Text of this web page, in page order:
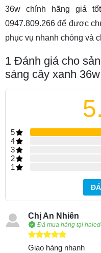
36w chính hãng giá
0947.809.266 để được
phục vụ nhanh chóng và
1 Đánh giá cho
sáng cây xanh
5
4
3
2
1
Chị An Nhiên
Đã mua hàng tại
Giao hàng nhanh